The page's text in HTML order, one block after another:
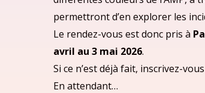
permettront d’en explorer les
Le rendez-vous est donc pris à
avril au 3 mai 2026.
Si ce n’est déjà fait, inscrivez-
En attendant…